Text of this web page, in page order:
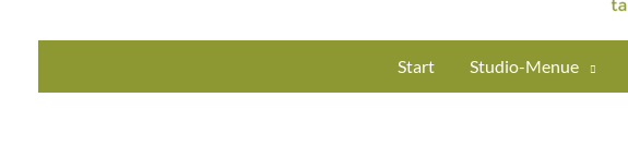
Start Studio-Menue